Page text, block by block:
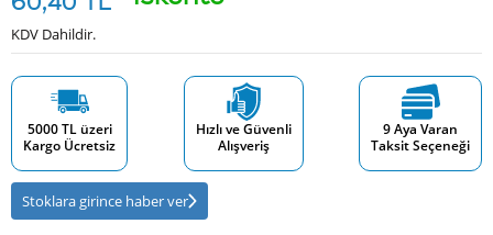
KDV Dahildir.
5000 TL üzeri
Kargo Ücretsiz
Hızlı ve Güvenli
Alışveriş
9 Aya Varan
Taksit Seçeneği
Stoklara girince haber ver